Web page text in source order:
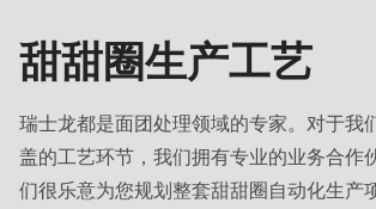
甜甜圈生产工艺
瑞士龙都是面团处理领域的专家。对于我
盖的工艺环节，我们拥有专业的业务合作
们很乐意为您规划整套甜甜圈自动化生产